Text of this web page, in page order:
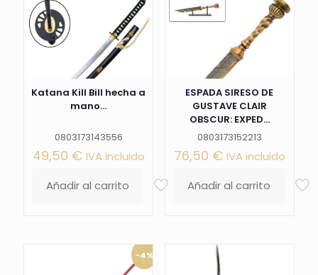
Katana Kill Bill hecha a
mano...
0803173143556
49,50 € IVA incluido
Añadir al carrito
ESPADA SIRESO DE
GUSTAVE CLAIR
OBSCUR: EXPED...
0803173152213
76,50 € IVA incluido
Añadir al carrito
-4%